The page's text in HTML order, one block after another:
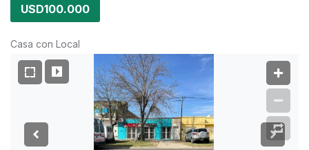
USD100.000
Casa con Local